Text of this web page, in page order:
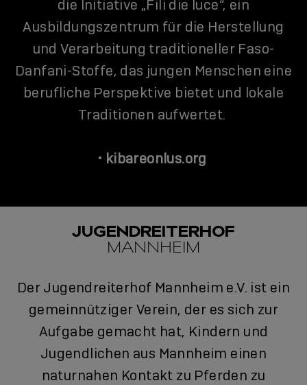
die Initiative „Fili die luce“, ein
Ausbildungszentrum für die Herstellung
und Verarbeitung traditioneller Faso-
Danfani-Stoffe, das jungen Menschen eine
berufliche Perspektive bietet und lokale
Traditionen aufwertet.
• kibareonlus.org
JUGENDREITERHOF
MANNHEIM
Der Jugendreiterhof Mannheim e.V. ist ein
gemeinnütziger Verein, der es sich zur
Aufgabe gemacht hat, Kindern und
Jugendlichen aus Mannheim einen
naturnahen Kontakt zu Pferden zu